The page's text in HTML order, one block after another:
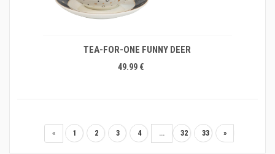
TEA-FOR-ONE FUNNY DEER
49.99 €
« 1 2 3 4 ... 32 33 »